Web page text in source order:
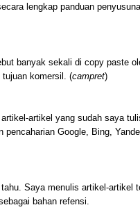
lengkap panduan
banyak sekali di copy paste
tujuan komersil. (campret)
artikel yang sudah saya
pencaharian Google, Bing,
Saya menulis artikel-artikel
bahan refensi.